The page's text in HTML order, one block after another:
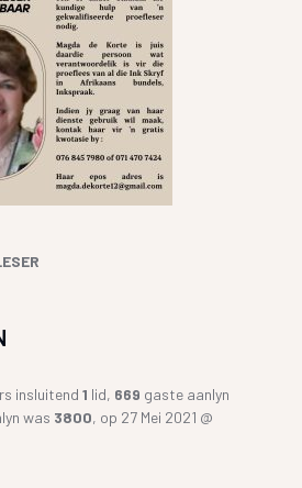
insluitend1 lid, 669 gaste aanlyn
was 3800, op 27 Mei 2021 @